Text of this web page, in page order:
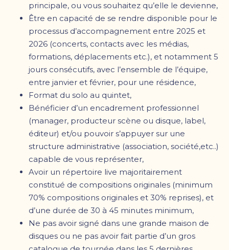
principale, ou vous souhaitez qu’elle le devienne,
Être en capacité de se rendre disponible pour le
processus d’accompagnement entre 2025 et
2026 (concerts, contacts avec les médias,
formations, déplacements etc.), et notamment 5
jours consécutifs, avec l’ensemble de l’équipe,
entre janvier et février, pour une résidence,
Format du solo au quintet,
Bénéficier d’un encadrement professionnel
(manager, producteur scène ou disque, label,
éditeur) et/ou pouvoir s’appuyer sur une
structure administrative (association, société,etc..)
capable de vous représenter,
Avoir un répertoire live majoritairement
constitué de compositions originales (minimum
70% compositions originales et 30% reprises), et
d’une durée de 30 à 45 minutes minimum,
Ne pas avoir signé dans une grande maison de
disques ou ne pas avoir fait partie d’un gros